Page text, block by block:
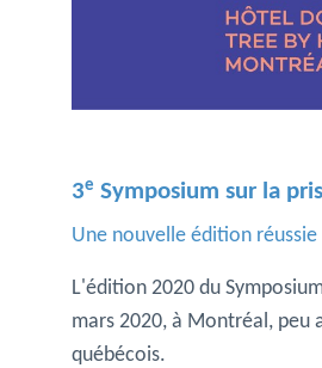
3e Symposium sur la
Une nouvelle édition
L'édition 2020 du
mars 2020, à Montréal, peu
québécois.